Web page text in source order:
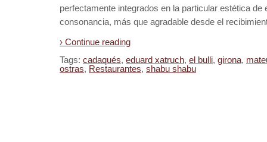
perfectamente integrados en la particular estética de
consonancia, más que agradable desde el
› Continue reading
Tags: cadaqués, eduard xatruch, el bulli, girona,
ostras, Restaurantes, shabu shabu